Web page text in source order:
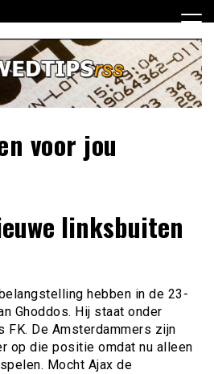
voor jou
linksbuiten
hebben in de 23-
Ghoddos. Hij staat onder
FK. De Amsterdammers zijn
op die positie omdat nu alleen
Mocht Ajax de